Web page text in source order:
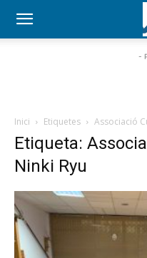
-
Inici Etiquetes Associació
Etiqueta:
Ninki Ryu